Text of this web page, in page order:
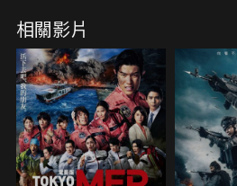
相關影片